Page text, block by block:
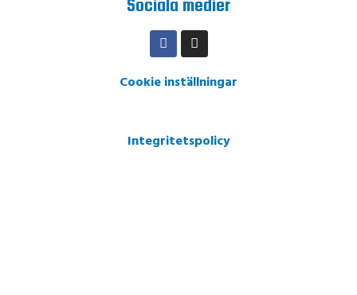
Sociala medier
Cookie inställningar
Integritetspolicy